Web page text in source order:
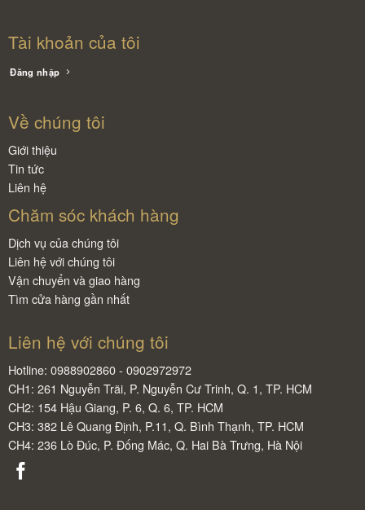
Tài khoản của tôi
Đăng nhập
Về chúng tôi
Giới thiệu
Tin tức
Liên hệ
Chăm sóc khách hàng
Dịch vụ của chúng tôi
Liên hệ với chúng tôi
Vận chuyển và giao hàng
Tìm cửa hàng gần nhất
Liên hệ với chúng tôi
Hotline: 0988902860 - 0902972972
CH1: 261 Nguyễn Trãi, P. Nguyễn Cư Trinh, Q. 1, TP. HCM
CH2: 154 Hậu Giang, P. 6, Q. 6, TP. HCM
CH3: 382 Lê Quang Định, P.11, Q. Bình Thạnh, TP. HCM
CH4: 236 Lò Đúc, P. Đống Mác, Q. Hai Bà Trưng, Hà Nội